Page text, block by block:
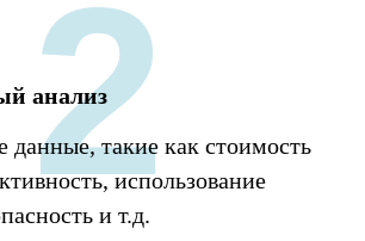
анализ
такие как стоимость
использование
и т.д.
2